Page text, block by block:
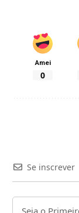
Amei
0
Se inscrever